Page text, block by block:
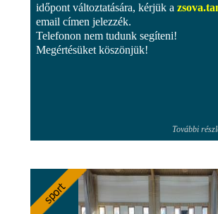
időpont változtatására, kérjük a
email címen jelezzék.
Telefonon nem tudunk segíteni!
Megértésüket köszönjük!
További